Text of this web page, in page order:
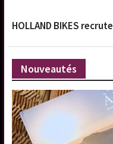
HOLLAND BIKES recrute
Nouveautés